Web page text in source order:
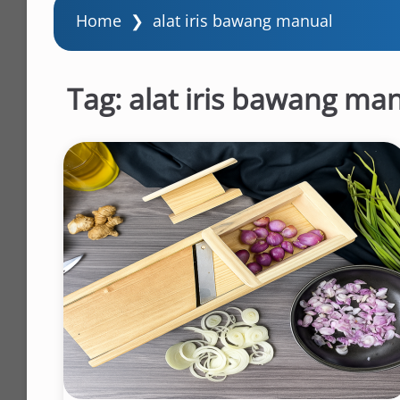
Home ❯ alat iris bawang manual
Tag: alat iris bawang